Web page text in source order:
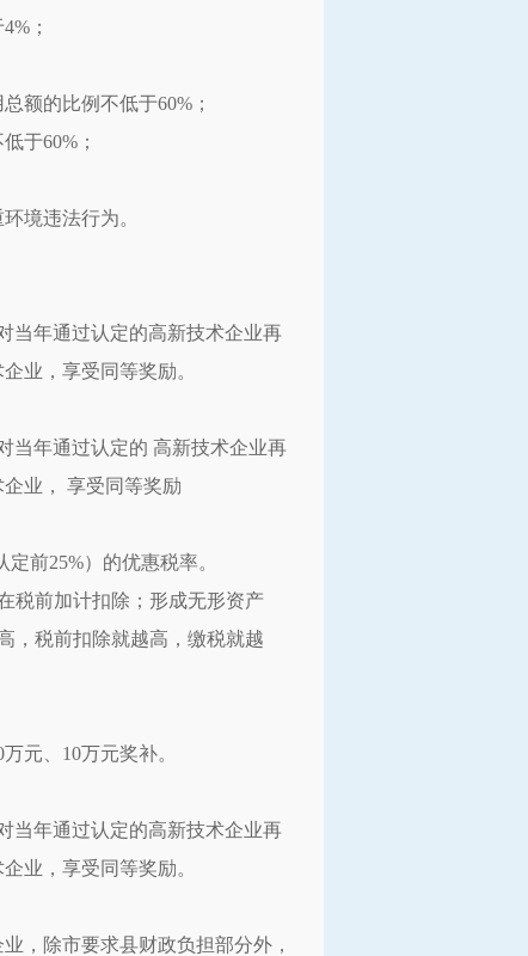
；
额的比例不低于60%；
于60%；
境违法行为。
当年通过认定的高新技术企业再
业，享受同等奖励。
当年通过认定的 高新技术企业再
业， 享受同等奖励
前25%）的优惠税率。
税前加计扣除；形成无形资产
，税前扣除就越高，缴税就越
元、10万元奖补。
当年通过认定的高新技术企业再
业，享受同等奖励。
，除市要求县财政负担部分外，